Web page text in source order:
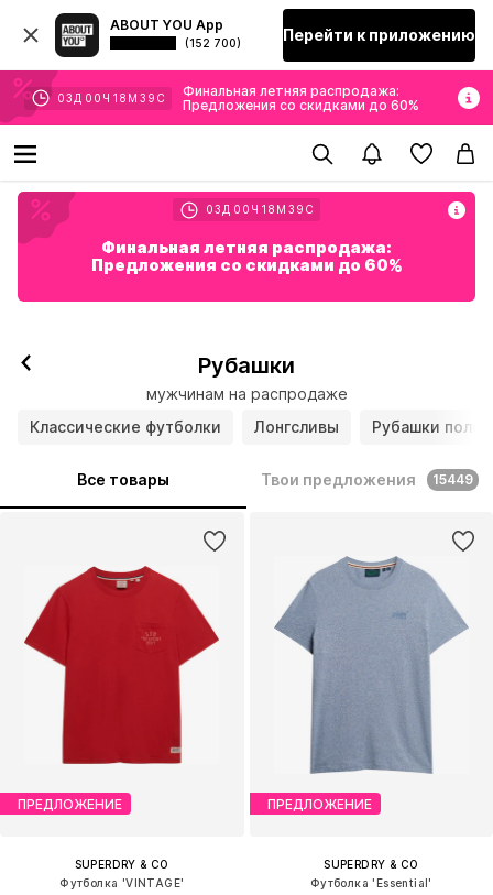
ABOUT YOU App
(152 700) Перейти к приложению
03 Д 00 Ч 18 М 37 С
Финальная летняя распродажа:
Предложения со скидками до 60%
03 Д 00 Ч 18 М 37 С
Финальная летняя распродажа:
Предложения со скидками до 60%
Рубашки
мужчинам на распродаже
Классические футболки
Лонгсливы Рубашки поло
Все товары Твои предложения 15449
ПРЕДЛОЖЕНИЕ
SUPERDRY & CO
Футболка 'VINTAGE'
ПРЕДЛОЖЕНИЕ
SUPERDRY & CO
Футболка 'Essential'